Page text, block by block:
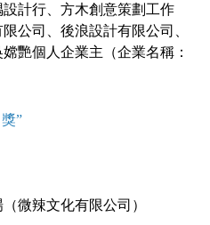
設計行、方木創意策劃工作
公司、後浪設計有限公司、
艷個人企業主（企業名稱：
”
微辣文化有限公司）